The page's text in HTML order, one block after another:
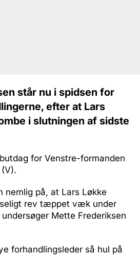
står nu i spidsen for
efter at Lars
i slutningen af sidste
for Venstre-formanden
nemlig på, at Lars Løkke
rev tæppet væk under
Mette Frederiksen
forhandlingsleder så hul på